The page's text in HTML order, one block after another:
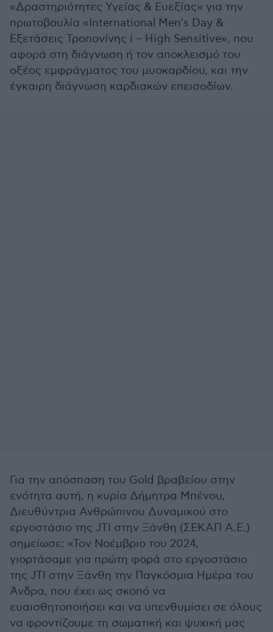
«Δραστηριότητες Υγείας & Ευεξίας» για την
πρωτοβουλία «International Men’s Day &
Εξετάσεις Τροπονίνης i – High Sensitive», που
αφορά στη διάγνωση ή τον αποκλεισμό του
οξέος εμφράγματος του μυοκαρδίου, και την
έγκαιρη διάγνωση καρδιακών επεισοδίων.
Για την απόσπαση του Gold βραβείου στην
ενότητα αυτή, η κυρία Δήμητρα Μπένου,
Διευθύντρια Ανθρώπινου Δυναμικού στο
εργοστάσιο της JTI στην Ξάνθη (ΣΕΚΑΠ Α.Ε.)
σημείωσε: «Τον Νοέμβριο του 2024,
γιορτάσαμε για πρώτη φορά στο εργοστάσιο
της JTI στην Ξάνθη την Παγκόσμια Ημέρα του
Άνδρα, που έχει ως σκοπό να
ευαισθητοποιήσει και να υπενθυμίσει σε όλους
να φροντίζουμε τη σωματική και ψυχική μας